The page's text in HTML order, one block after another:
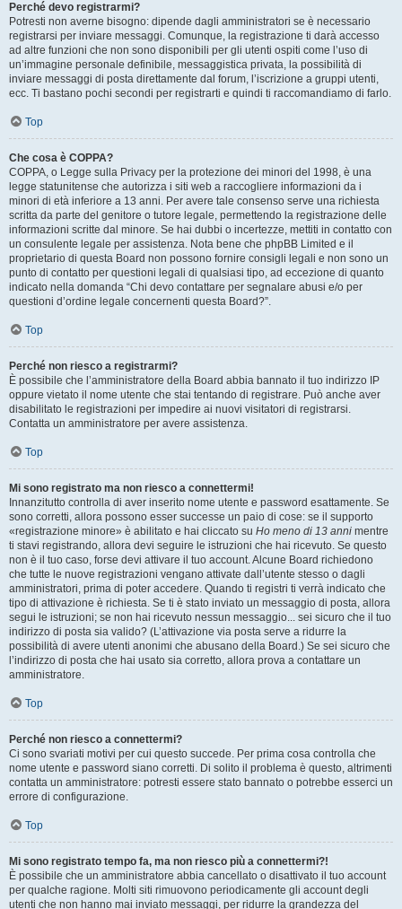
Perché devo registrarmi?
Potresti non averne bisogno: dipende dagli amministratori se è necessario
registrarsi per inviare messaggi. Comunque, la registrazione ti darà accesso
ad altre funzioni che non sono disponibili per gli utenti ospiti come l’uso di
un’immagine personale definibile, messaggistica privata, la possibilità di
inviare messaggi di posta direttamente dal forum, l’iscrizione a gruppi utenti,
ecc. Ti bastano pochi secondi per registrarti e quindi ti raccomandiamo di farlo.
Top
Che cosa è COPPA?
COPPA, o Legge sulla Privacy per la protezione dei minori del 1998, è una
legge statunitense che autorizza i siti web a raccogliere informazioni da i
minori di età inferiore a 13 anni. Per avere tale consenso serve una richiesta
scritta da parte del genitore o tutore legale, permettendo la registrazione delle
informazioni scritte dal minore. Se hai dubbi o incertezze, mettiti in contatto con
un consulente legale per assistenza. Nota bene che phpBB Limited e il
proprietario di questa Board non possono fornire consigli legali e non sono un
punto di contatto per questioni legali di qualsiasi tipo, ad eccezione di quanto
indicato nella domanda “Chi devo contattare per segnalare abusi e/o per
questioni d’ordine legale concernenti questa Board?”.
Top
Perché non riesco a registrarmi?
È possibile che l’amministratore della Board abbia bannato il tuo indirizzo IP
oppure vietato il nome utente che stai tentando di registrare. Può anche aver
disabilitato le registrazioni per impedire ai nuovi visitatori di registrarsi.
Contatta un amministratore per avere assistenza.
Top
Mi sono registrato ma non riesco a connettermi!
Innanzitutto controlla di aver inserito nome utente e password esattamente. Se
sono corretti, allora possono esser successe un paio di cose: se il supporto
«registrazione minore» è abilitato e hai cliccato su Ho meno di 13 anni mentre
ti stavi registrando, allora devi seguire le istruzioni che hai ricevuto. Se questo
non è il tuo caso, forse devi attivare il tuo account. Alcune Board richiedono
che tutte le nuove registrazioni vengano attivate dall’utente stesso o dagli
amministratori, prima di poter accedere. Quando ti registri ti verrà indicato che
tipo di attivazione è richiesta. Se ti è stato inviato un messaggio di posta, allora
segui le istruzioni; se non hai ricevuto nessun messaggio... sei sicuro che il tuo
indirizzo di posta sia valido? (L’attivazione via posta serve a ridurre la
possibilità di avere utenti anonimi che abusano della Board.) Se sei sicuro che
l’indirizzo di posta che hai usato sia corretto, allora prova a contattare un
amministratore.
Top
Perché non riesco a connettermi?
Ci sono svariati motivi per cui questo succede. Per prima cosa controlla che
nome utente e password siano corretti. Di solito il problema è questo, altrimenti
contatta un amministratore: potresti essere stato bannato o potrebbe esserci un
errore di configurazione.
Top
Mi sono registrato tempo fa, ma non riesco più a connettermi?!
È possibile che un amministratore abbia cancellato o disattivato il tuo account
per qualche ragione. Molti siti rimuovono periodicamente gli account degli
utenti che non hanno mai inviato messaggi, per ridurre la grandezza del